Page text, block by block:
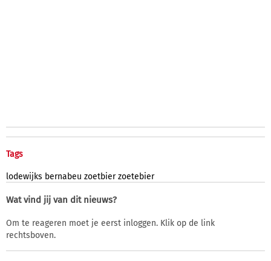
Tags
lodewijks bernabeu zoetbier zoetebier
Wat vind jij van dit nieuws?
Om te reageren moet je eerst inloggen. Klik op de link
rechtsboven.